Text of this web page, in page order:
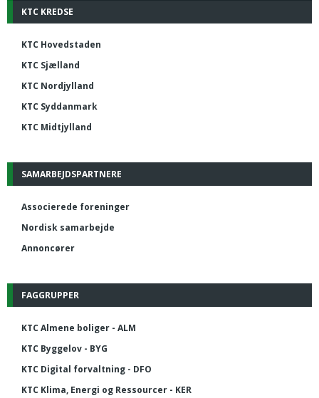
KTC KREDSE
KTC Hovedstaden
KTC Sjælland
KTC Nordjylland
KTC Syddanmark
KTC Midtjylland
SAMARBEJDSPARTNERE
Associerede foreninger
Nordisk samarbejde
Annoncører
FAGGRUPPER
KTC Almene boliger - ALM
KTC Byggelov - BYG
KTC Digital forvaltning - DFO
KTC Klima, Energi og Ressourcer - KER